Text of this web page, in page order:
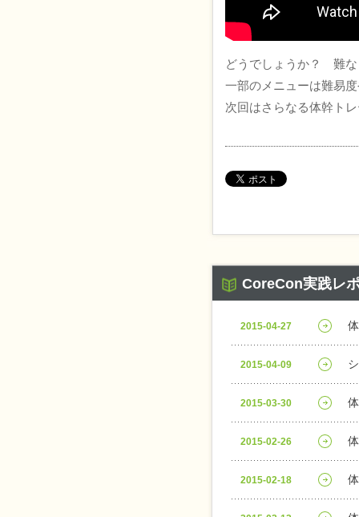
どうでしょうか？ 難な
一部のメニューは難易
次回はさらなる体幹ト
CoreCon実践レ
2015-04-27
2015-04-09
2015-03-30
2015-02-26
2015-02-18